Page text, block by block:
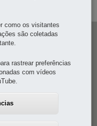
-80520-174-Curitiba
como os visitantes
são coletadas
rastrear preferências
com vídeos